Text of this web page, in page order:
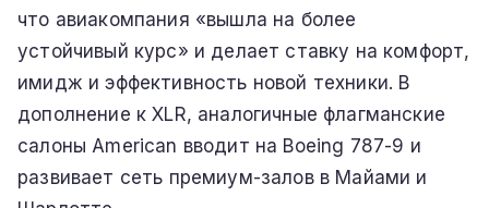
что авиакомпания «вышла на более
устойчивый курс» и делает ставку на комфорт,
имидж и эффективность новой техники. В
дополнение к XLR, аналогичные флагманские
салоны American вводит на Boeing 787-9 и
развивает сеть премиум-залов в Майами и